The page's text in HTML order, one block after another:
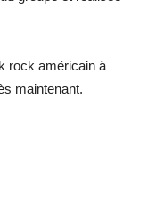
rock américain à
maintenant.